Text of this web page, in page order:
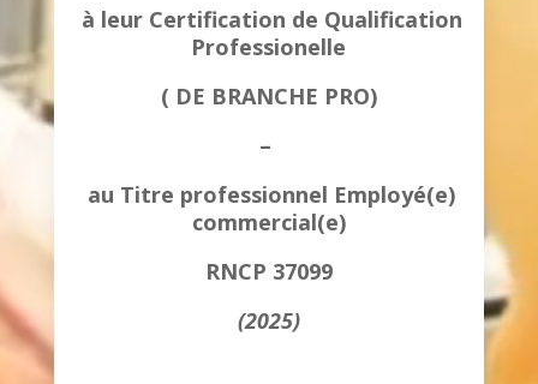
à leur Certification de Qualification
Professionelle
( DE BRANCHE PRO)
–
au Titre professionnel Employé(e)
commercial(e)
RNCP 37099
(2025)